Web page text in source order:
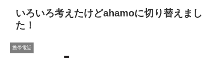
いろいろ考えたけどahamoに切り替えまし
た！
携帯電話